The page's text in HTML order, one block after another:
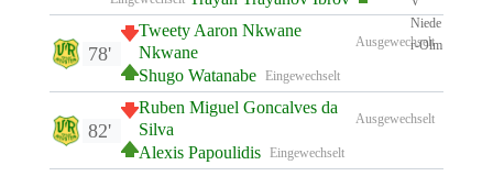
Ausgewechselt
Tweety Aaron Nkwane
Nkwane
Eingewechselt
Shugo Watanabe
78'
Ausgewechselt
Ruben Miguel Goncalves da
Silva
Eingewechselt
Alexis Papoulidis
82'